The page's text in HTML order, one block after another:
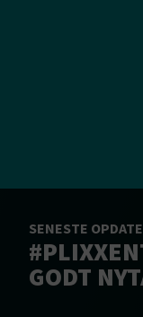
SENESTE
GODT